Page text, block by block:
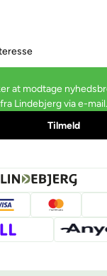
at modtage
Lindebjerg via e-mail.